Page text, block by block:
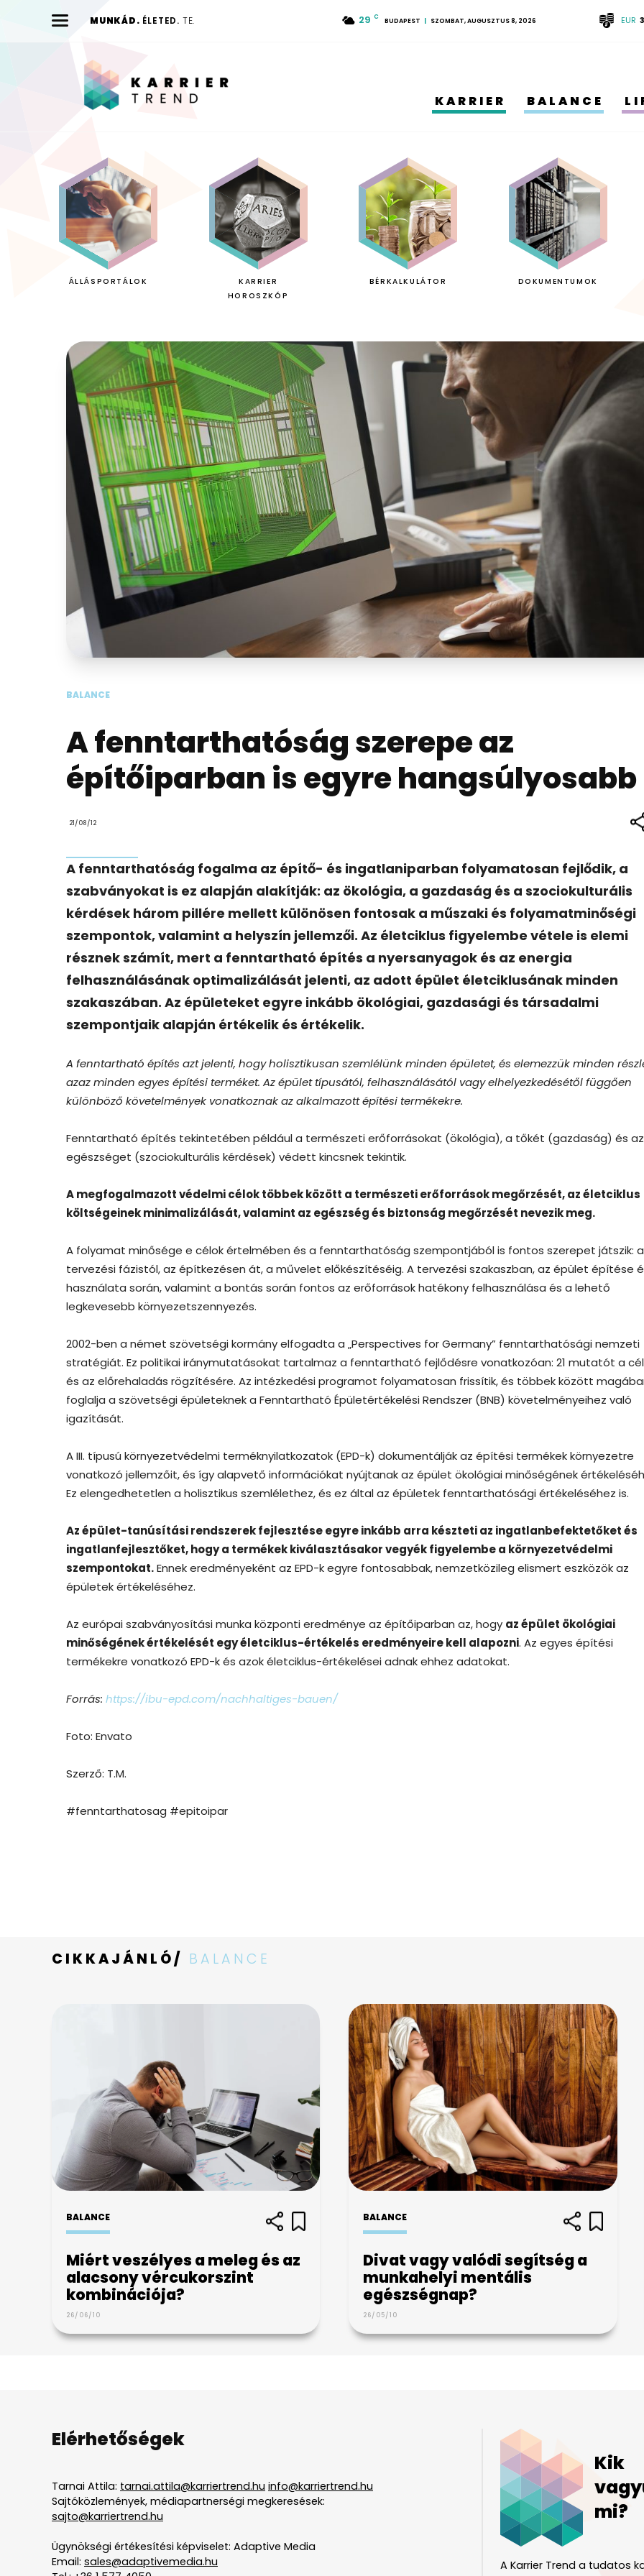
MUNKÁD. ÉLETED. TE. 29 C BUDAPEST SZOMBAT, AUGUSZTUS 8, 2026 EUR
KARRIER BALANCE
ÁLLÁSPORTÁLOK
KARRIER
HOROSZKÓP
BÉRKALKULÁTOR DOKUMENTUMOK
BALANCE
A fenntarthatóság szerepe az
építőiparban is egyre hangsúlyosabb
21/08/12
A fenntarthatóság fogalma az építő- és ingatlaniparban folyamatosan fejlődik, a
szabványokat is ez alapján alakítják: az ökológia, a gazdaság és a szociokulturális
kérdések három pillére mellett különösen fontosak a műszaki és folyamatminőségi
szempontok, valamint a helyszín jellemzői. Az életciklus figyelembe vétele is elemi
résznek számít, mert a fenntartható építés a nyersanyagok és az energia
felhasználásának optimalizálását jelenti, az adott épület életciklusának minden
szakaszában. Az épületeket egyre inkább ökológiai, gazdasági és társadalmi
szempontjaik alapján értékelik és értékelik.
A fenntartható építés azt jelenti, hogy holisztikusan szemlélünk minden épületet, és elemezzük minden
azaz minden egyes építési terméket. Az épület típusától, felhasználásától vagy elhelyezkedésétől függően
különböző követelmények vonatkoznak az alkalmazott építési termékekre.
Fenntartható építés tekintetében például a természeti erőforrásokat (ökológia), a tőkét (gazdaság) és az
egészséget (szociokulturális kérdések) védett kincsnek tekintik.
A megfogalmazott védelmi célok többek között a természeti erőforrások megőrzését, az életciklus
költségeinek minimalizálását, valamint az egészség és biztonság megőrzését nevezik meg.
A folyamat minősége e célok értelmében és a fenntarthatóság szempontjából is fontos szerepet játszik: a
tervezési fázistól, az építkezésen át, a művelet előkészítéséig. A tervezési szakaszban, az épület építése
használata során, valamint a bontás során fontos az erőforrások hatékony felhasználása és a lehető
legkevesebb környezetszennyezés.
2002-ben a német szövetségi kormány elfogadta a „Perspectives for Germany” fenntarthatósági nemzeti
stratégiát. Ez politikai iránymutatásokat tartalmaz a fenntartható fejlődésre vonatkozóan: 21 mutatót a
és az előrehaladás rögzítésére. Az intézkedési programot folyamatosan frissítik, és többek között
foglalja a szövetségi épületeknek a Fenntartható Épületértékelési Rendszer (BNB) követelményeihez való
igazítását.
A III. típusú környezetvédelmi terméknyilatkozatok (EPD-k) dokumentálják az építési termékek környezetre
vonatkozó jellemzőit, és így alapvető információkat nyújtanak az épület ökológiai minőségének
Ez elengedhetetlen a holisztikus szemlélethez, és ez által az épületek fenntarthatósági értékeléséhez is.
Az épület-tanúsítási rendszerek fejlesztése egyre inkább arra készteti az ingatlanbefektetőket és
ingatlanfejlesztőket, hogy a termékek kiválasztásakor vegyék figyelembe a környezetvédelmi
szempontokat.Ennek eredményeként az EPD-k egyre fontosabbak, nemzetközileg elismert eszközök az
épületek értékeléséhez.
Az európai szabványosítási munka központi eredménye az építőiparban az, hogy az épület ökológiai
minőségének értékelését egy életciklus-értékelés eredményeire kell alapozni. Az egyes építési
termékekre vonatkozó EPD-k és azok életciklus-értékelései adnak ehhez adatokat.
Forrás: https://ibu-epd.com/nachhaltiges-bauen/
Foto: Envato
Szerző: T.M.
#fenntarthatosag #epitoipar
CIKKAJÁNLÓ/ BALANCE
BALANCE
Miért veszélyes a meleg és az
alacsony vércukorszint
kombinációja?
26/06/10
BALANCE
Divat vagy valódi segítség a
munkahelyi mentális
egészségnap?
26/05/10
Elérhetőségek
Tarnai Attila: tarnai.attila@karriertrend.hu info@karriertrend.hu
Sajtóközlemények, médiapartnerségi megkeresések:
sajto@karriertrend.hu
Ügynökségi értékesítési képviselet: Adaptive Media
Email: sales@adaptivemedia.hu
Kik
mi?
A Karrier Trend a tudatos